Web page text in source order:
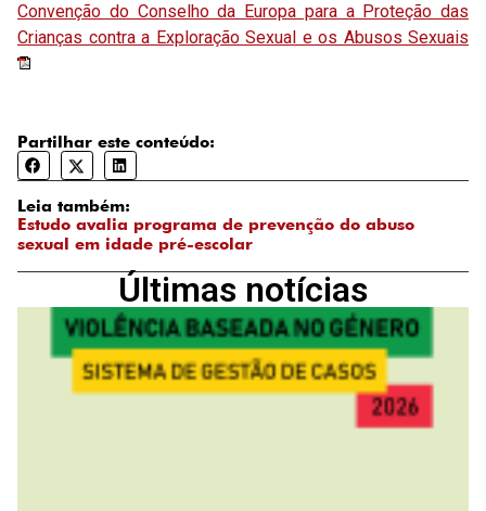
Convenção do Conselho da Europa para a Proteção das
Crianças contra a Exploração Sexual e os Abusos Sexuais
Partilhar este conteúdo:
Leia também:
Estudo avalia programa de prevenção do abuso
sexual em idade pré-escolar
Últimas notícias